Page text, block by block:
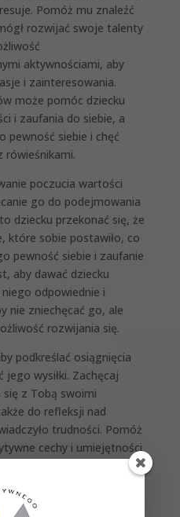
Pomóż mu znaleźć
rozwijać swoje talenty
aktywnościami, aby
i zainteresowania.
może pomóc dziecku
i zaufania do siebie, a
pewność siebie i chęć
rówieśnikami.
poczucia wartości
go do podejmowania
dziecku przekonać się, że
które sobie postawiło, co
pewność siebie i zaufanie
aby dawać dziecku
odpowiednie i
nie zniechęcać go, ale
rozwijania się.
podkreślać osiągnięcia
wysiłki. Zachęcaj
z Tobą swoimi
do refleksji nad
trudności. Pomóż
cechy i umiejętności
wartości własnej.
aby pomagać dziecku w
własnej poprzez